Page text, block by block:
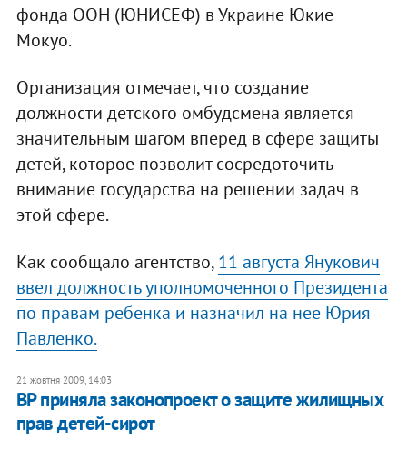
фонда ООН (ЮНИСЕФ) в Украине Юкие
Мокуо.
Организация отмечает, что создание
должности детского омбудсмена является
значительным шагом вперед в сфере защиты
детей, которое позволит сосредоточить
внимание государства на решении задач в
этой сфере.
Как сообщало агентство,11 августа Янукович
ввел должность уполномоченного Президента
по правам ребенка и назначил на нее Юрия
Павленко.
21 жовтня 2009, 14:03
ВР приняла законопроект о защите жилищных
прав детей-сирот